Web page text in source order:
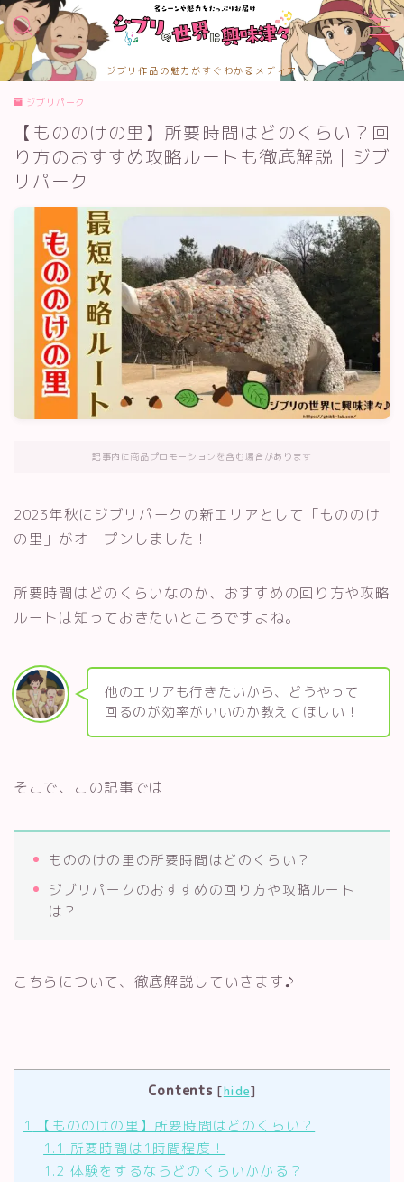
ジブリ作品の魅力がすぐわかるメディア
MENU
お問合せ
カテゴリー
サイトマップ
プライバシーポリシー
プロフィール
メディアコンテンツポリシー
運営者情報
ジブリパーク
【もののけの里】所要時間はどのくらい？回
り方のおすすめ攻略ルートも徹底解説｜ジブ
リパーク
記事内に商品プロモーションを含む場合があります
2023年秋にジブリパークの新エリアとして「もののけ
の里」がオープンしました！
所要時間はどのくらいなのか、おすすめの回り方や攻略
ルートは知っておきたいところですよね。
他のエリアも行きたいから、どうやって
回るのが効率がいいのか教えてほしい！
そこで、この記事では
もののけの里の所要時間はどのくらい？
ジブリパークのおすすめの回り方や攻略ルート
は？
こちらについて、徹底解説していきます♪
Contents [hide]
1
【もののけの里】所要時間はどのくらい？
1.1 所要時間は1時間程度！
1.2 体験をするならどのくらいかかる？